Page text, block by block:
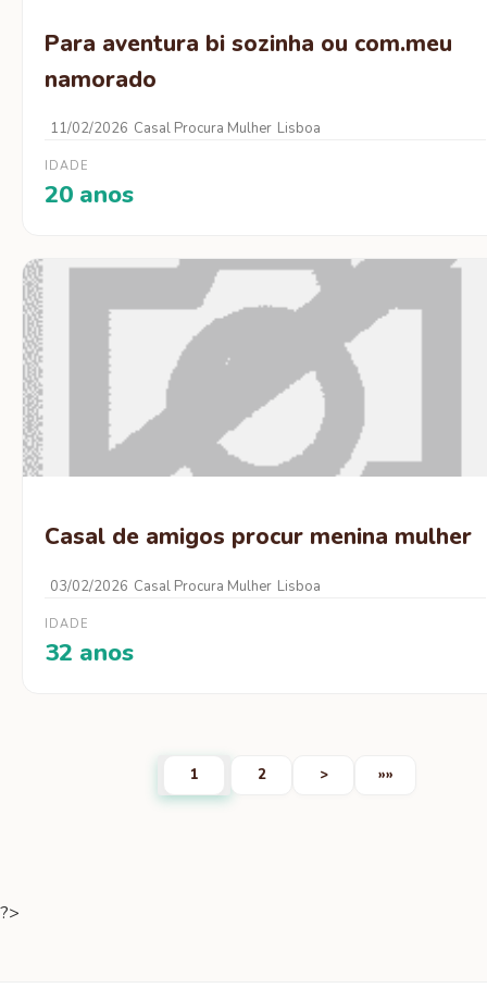
Para aventura bi sozinha ou com.meu
namorado
11/02/2026 Casal Procura Mulher Lisboa
IDADE
20 anos
Casal de amigos procur menina mulher
03/02/2026 Casal Procura Mulher Lisboa
IDADE
32 anos
1 2 > »»
?>